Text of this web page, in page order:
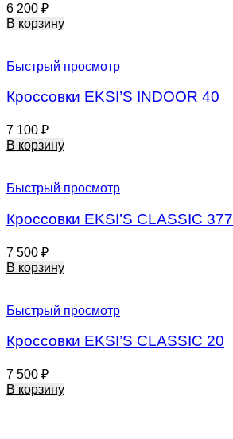
6 200 ₽
В корзину
Быстрый просмотр
Кроссовки EKSI’S INDOOR 40
7 100 ₽
В корзину
Быстрый просмотр
Кроссовки EKSI’S CLASSIC 377
7 500 ₽
В корзину
Быстрый просмотр
Кроссовки EKSI’S CLASSIC 20
7 500 ₽
В корзину